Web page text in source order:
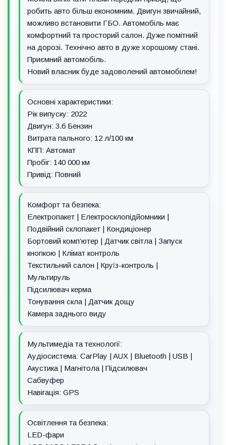
робить авто більш економним. Двигун звичайний,
можливо встановити ГБО. Автомобіль має
комфортний та просторий салон. Дуже помітний
на дорозі. Технічно авто в дуже хорошому стані.
Приємний автомобіль.
Новий власник буде задоволений автомобілем!
Основні характеристики:
Рік випуску: 2022
Двигун: 3.6 Бензин
Витрата пального: 12 л/100 км
КПП: Автомат
Пробіг: 140 000 км
Привід: Повний
Комфорт та безпека:
Електропакет | Електросклопідйомники |
Подвійний склопакет | Кондиціонер
Бортовий комп’ютер | Датчик світла | Запуск
кнопкою | Клімат контроль
Текстильний салон | Круїз-контроль |
Мультируль
Підсилювач керма
Тонування скла | Датчик дощу
Камера заднього виду
Мультимедіа та технології:
Аудіосистема: CarPlay | AUX | Bluetooth | USB |
Акустика | Магнітола | Підсилювач
Сабвуфер
Навігація: GPS
Освітлення та безпека:
LED-фари